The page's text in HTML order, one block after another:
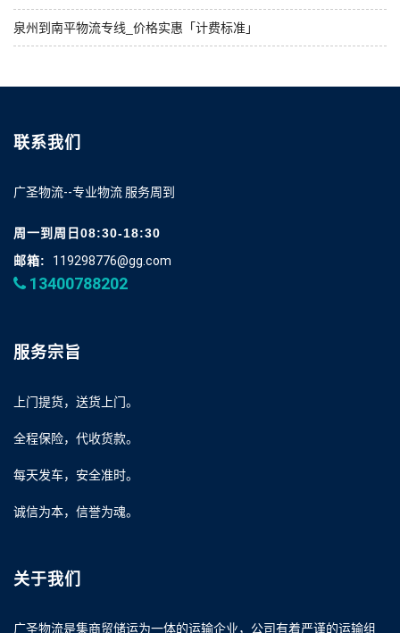
泉州到南平物流专线_价格实惠「计费标准」
联系我们
广圣物流--专业物流 服务周到
周一到周日08:30-18:30
邮箱:
119298776@gg.com
13400788202
服务宗旨
上门提货，送货上门。
全程保险，代收货款。
每天发车，安全准时。
诚信为本，信誉为魂。
关于我们
广圣物流是集商贸储运为一体的运输企业，公司有着严谨的运输组